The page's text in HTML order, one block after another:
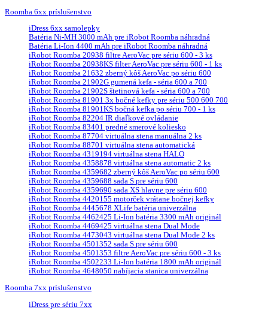
Roomba 6xx príslušenstvo
iDress 6xx samolepky
Batéria Ni-MH 3000 mAh pre iRobot Roomba náhradná
Batéria Li-Ion 4400 mAh pre iRobot Roomba náhradná
iRobot Roomba 20938 filtre AeroVac pre sériu 600 - 3 ks
iRobot Roomba 20938KS filter AeroVac pre sériu 600 - 1 ks
iRobot Roomba 21632 zberný kôš AeroVac po sériu 600
iRobot Roomba 21902G gumená kefa - séria 600 a 700
iRobot Roomba 21902S štetinová kefa - séria 600 a 700
iRobot Roomba 81901 3x bočné kefky pre sériu 500 600 700
iRobot Roomba 81901KS bočná kefka po sériu 700 - 1 ks
iRobot Roomba 82204 IR diaľkové ovládanie
iRobot Roomba 83401 predné smerové koliesko
iRobot Roomba 87704 virtuálna stena manuálna 2 ks
iRobot Roomba 88701 virtuálna stena automatická
iRobot Roomba 4319194 virtuálna stena HALO
iRobot Roomba 4358878 virtuálna stena automatic 2 ks
iRobot Roomba 4359682 zberný kôš AeroVac po sériu 600
iRobot Roomba 4359688 sada S pre sériu 600
iRobot Roomba 4359690 sada XS hlavne pre sériu 600
iRobot Roomba 4420155 motorček vrátane bočnej kefky
iRobot Roomba 4445678 XLife batéria univerzálna
iRobot Roomba 4462425 Li-Ion batéria 3300 mAh originál
iRobot Roomba 4469425 virtuálna stena Dual Mode
iRobot Roomba 4473043 virtuálna stena Dual Mode 2 ks
iRobot Roomba 4501352 sada S pre sériu 600
iRobot Roomba 4501353 filtre AeroVac pre sériu 600 - 3 ks
iRobot Roomba 4502233 Li-Ion batéria 1800 mAh originál
iRobot Roomba 4648050 nabíjacia stanica univerzálna
Roomba 7xx príslušenstvo
iDress pre sériu 7xx